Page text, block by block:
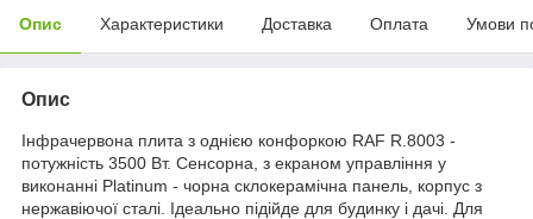
Опис Характеристики Доставка Оплата Умови
Опис
Інфрачервона плита з однією конфоркою RAF R.8003 -
потужність 3500 Вт. Сенсорна, з екраном управління у
виконанні Platinum - чорна склокерамічна панель, корпус з
нержавіючої сталі. Ідеально підійде для будинку і дачі. Для